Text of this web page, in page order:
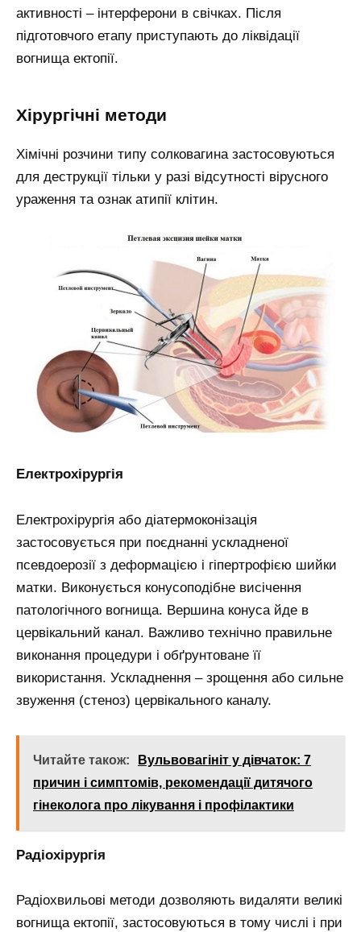
активності – інтерферони в свічках. Після
підготовчого етапу приступають до ліквідації
вогнища ектопії.
Хірургічні методи
Хімічні розчини типу солковагина застосовуються
для деструкції тільки у разі відсутності вірусного
ураження та ознак атипії клітин.
Електрохірургія
Електрохірургія або діатермоконізація
застосовується при поєднанні ускладненої
псевдоерозії з деформацією і гіпертрофією шийки
матки. Виконується конусоподібне висічення
патологічного вогнища. Вершина конуса йде в
цервікальний канал. Важливо технічно правильне
виконання процедури і обґрунтоване її
використання. Ускладнення – зрощення або сильне
звуження (стеноз) цервікального каналу.
Читайте також:
Вульвовагініт у дівчаток: 7
причин і симптомів, рекомендації дитячого
гінеколога про лікування і профілактики
Радіохірургія
Радіохвильові методи дозволяють видаляти великі
вогнища ектопії, застосовуються в тому числі і при